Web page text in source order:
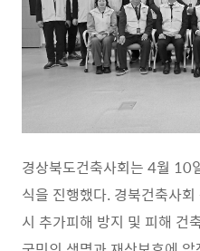
경상북도건축사회는 4월 10
식을 진행했다. 경북건축사
시 추가피해 방지 및 피해 건